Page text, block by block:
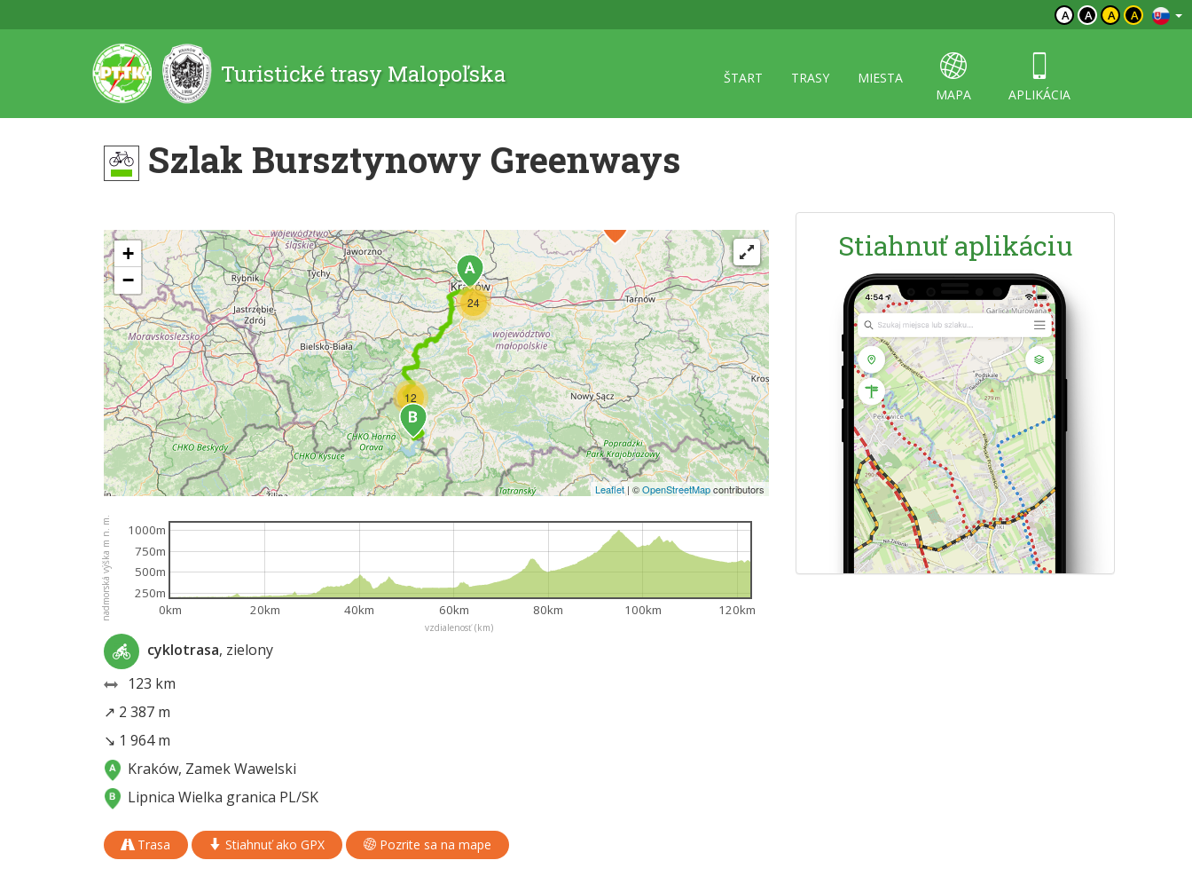
A A A A
Turistické trasy Malopoľska ŠTART TRASY
MIESTA
MAPA
APLIKÁCIA
Szlak Bursztynowy Greenways
12
24
+
−
Leaflet | ©OpenStreetMapcontributors
vzdialenosť (km)
nadmorská výška m n. m. 0km 20km 40km 60km 80km 100km 120km
250m
500m
750m
1000m
cyklotrasa, zielony
123 km
↗ 2 387 m
↘ 1 964 m
Kraków, Zamek Wawelski
Lipnica Wielka granica PL/SK
Trasa Stiahnuť ako GPX Pozrite sa na mape
Stiahnuť aplikáciu